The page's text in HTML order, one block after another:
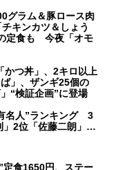
グラム＆豚ロース肉
キンカツ＆しょう
定食も 今夜「オモ
かつ丼」、2キロ以上
」、ザンギ25個の
“検証企画”に登場
名人”ランキング 3
」2位「佐藤二朗」…
定食1650円、ステー